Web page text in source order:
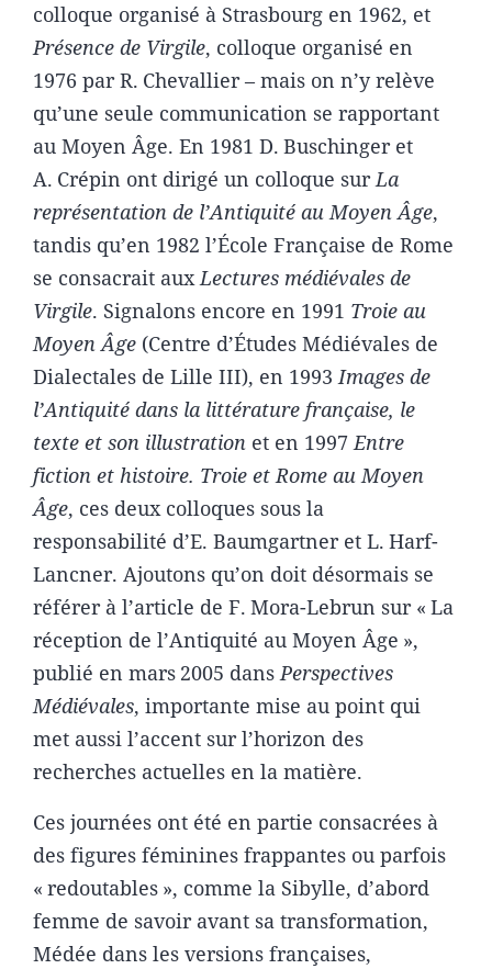
colloque organisé à Strasbourg en 1­962, et
Présence de Virgile, colloque organisé en
1976 par R. Chevallier – mais on n’y relève
qu’une seule communication se rapportant
au Moyen Âge. En 1981 D. Buschinger et
A. Crépin ont dirigé un colloque surLa
représentation de l’Antiquité au Moyen Âge,
tandis qu’en 1982 l’École Française de Rome
se consacrait auxLectures médiévales de
Virgile. Signalons encore en 1991 Troie au
Moyen Âge (Centre d’Études Médiévales de
Dialectales de Lille III), en 1993Images de
l’Antiquité dans la littérature française, le
texte et son illustration et en 1997Entre
fiction et histoire. Troie et Rome au Moyen
Âge, ces deux colloques sous la
responsabilité d’E. Baumgartner et L. Harf-
Lancner. Ajoutons qu’on doit désormais se
référer à l’article de F. Mora-Lebrun sur « La
réception de l’Antiquité au Moyen Âge »,
publié en mars 2005 dansPerspectives
Médiévales, importante mise au point qui
met aussi l’accent sur l’horizon des
recherches actuelles en la matière.
Ces journées ont été en partie consacrées à
des figures féminines frappantes ou parfois
« redoutables », comme la Sibylle, d’abord
femme de savoir avant sa transformation,
Médée dans les versions françaises,